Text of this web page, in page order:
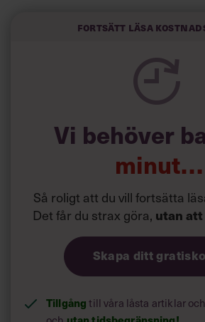
kompetenta och stå med båda
spelevink i högklackat, är hur jag
önskningar som svenskarna för fram i
Siri Wikander:
början av
Fortsätt läsa
Vi behöver
minut…
Så roligt att du vill fortsätta
Det får du strax göra, utan
Skapa ditt
Tillgångtill våra låsta artiklar